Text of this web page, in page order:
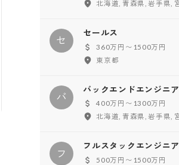
セ
セールス
360万円〜1500万円
東京都
バ
バックエンドエンジニア
400万円〜1300万円
フ
フルスタックエンジニア
500万円〜1500万円